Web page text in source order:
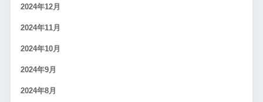
2024年12月
2024年11月
2024年10月
2024年9月
2024年8月